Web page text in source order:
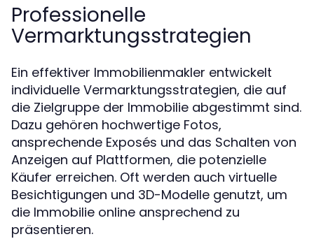
Professionelle
Vermarktungsstrategien
Ein effektiver Immobilienmakler entwickelt
individuelle Vermarktungsstrategien, die auf
die Zielgruppe der Immobilie abgestimmt sind.
Dazu gehören hochwertige Fotos,
ansprechende Exposés und das Schalten von
Anzeigen auf Plattformen, die potenzielle
Käufer erreichen. Oft werden auch virtuelle
Besichtigungen und 3D-Modelle genutzt, um
die Immobilie online ansprechend zu
präsentieren.